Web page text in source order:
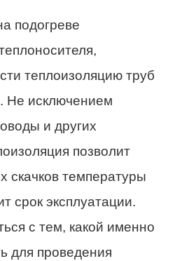
подогреве
теплоизоляцию труб
Не исключением
и других
позволит
скачков температуры
срок эксплуатации.
с тем, какой именно
для проведения